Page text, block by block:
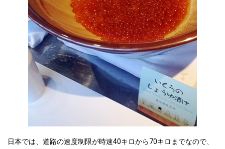
日本では、道路の速度制限が時速40キロから70キロまでなので、